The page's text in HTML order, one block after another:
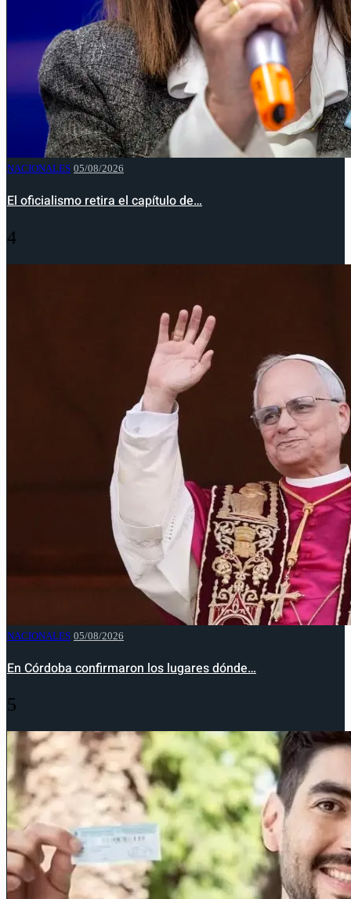
NACIONALES 05/08/2026
El oficialismo retira el capítulo de…
4
NACIONALES 05/08/2026
En Córdoba confirmaron los lugares dónde…
5